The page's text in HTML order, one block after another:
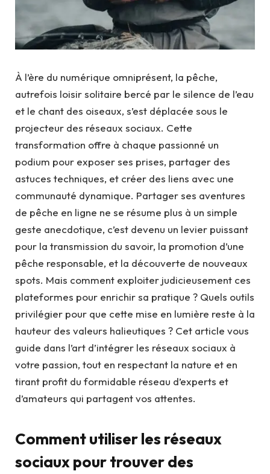
À l’ère du numérique omniprésent, la pêche,
autrefois loisir solitaire bercé par le silence de l’eau
et le chant des oiseaux, s’est déplacée sous le
projecteur des réseaux sociaux. Cette
transformation offre à chaque passionné un
podium pour exposer ses prises, partager des
astuces techniques, et créer des liens avec une
communauté dynamique. Partager ses aventures
de pêche en ligne ne se résume plus à un simple
geste anecdotique, c’est devenu un levier puissant
pour la transmission du savoir, la promotion d’une
pêche responsable, et la découverte de nouveaux
spots. Mais comment exploiter judicieusement ces
plateformes pour enrichir sa pratique ? Quels outils
privilégier pour que cette mise en lumière reste à la
hauteur des valeurs halieutiques ? Cet article vous
guide dans l’art d’intégrer les réseaux sociaux à
votre passion, tout en respectant la nature et en
tirant profit du formidable réseau d’experts et
d’amateurs qui partagent vos attentes.
Comment utiliser les réseaux
sociaux pour trouver des